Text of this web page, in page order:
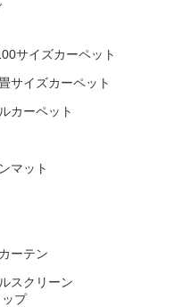
サイズカーペット
サイズカーペット
カーペット
マット
ーテン
スクリーン
プ